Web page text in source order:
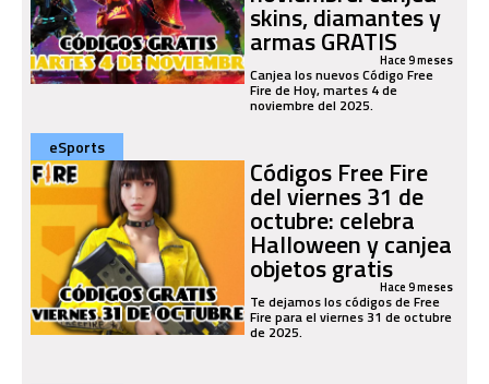
skins, diamantes y
armas GRATISHace 9 meses
Canjea los nuevos Código Free
Fire de Hoy, martes 4 de
noviembre del 2025.
eSports
Códigos Free Fire
del viernes 31 de
octubre: celebra
Halloween y canjea
objetos gratisHace 9 meses
Te dejamos los códigos de Free
Fire para el viernes 31 de octubre
de 2025.